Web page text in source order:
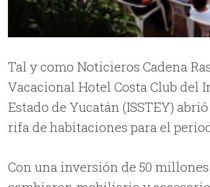
Tal y como Noticieros Cadena
Vacacional Hotel Costa Club del
Estado de Yucatán (ISSTEY)
rifa de habitaciones para el
Con una inversión de 50